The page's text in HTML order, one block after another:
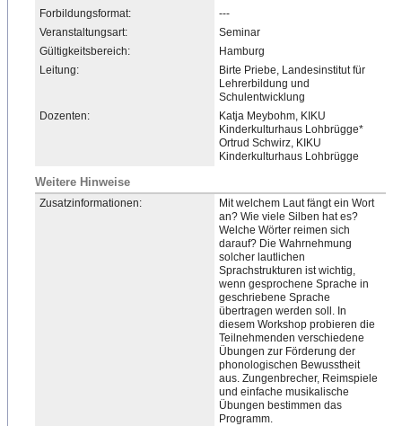
Forbildungsformat:
---
Veranstaltungsart:
Seminar
Gültigkeitsbereich:
Hamburg
Leitung:
Birte Priebe, Landesinstitut für
Lehrerbildung und
Schulentwicklung
Dozenten:
Katja Meybohm, KIKU
Kinderkulturhaus Lohbrügge*
Ortrud Schwirz, KIKU
Kinderkulturhaus Lohbrügge
Weitere Hinweise
Zusatzinformationen:
Mit welchem Laut fängt ein Wort
an? Wie viele Silben hat es?
Welche Wörter reimen sich
darauf? Die Wahrnehmung
solcher lautlichen
Sprachstrukturen ist wichtig,
wenn gesprochene Sprache in
geschriebene Sprache
übertragen werden soll. In
diesem Workshop probieren die
Teilnehmenden verschiedene
Übungen zur Förderung der
phonologischen Bewusstheit
aus. Zungenbrecher, Reimspiele
und einfache musikalische
Übungen bestimmen das
Programm.